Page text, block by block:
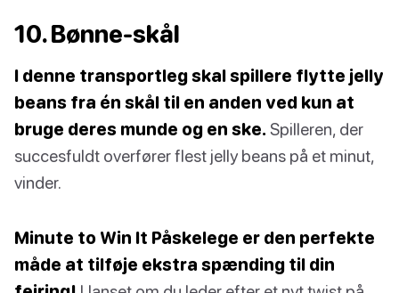
10. Bønne-skål
I denne transportleg skal spillere flytte jelly
beans fra én skål til en anden ved kun at
bruge deres munde og en ske. Spilleren, der
succesfuldt overfører flest jelly beans på et minut,
vinder.
Minute to Win It Påskelege er den perfekte
måde at tilføje ekstra spænding til din